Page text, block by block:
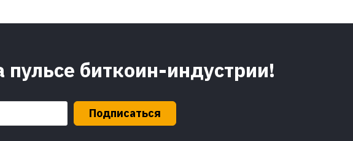
биткоин-индустрии!
Подписаться